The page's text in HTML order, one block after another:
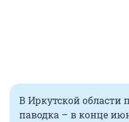
В Иркутской области
паводка – в конце